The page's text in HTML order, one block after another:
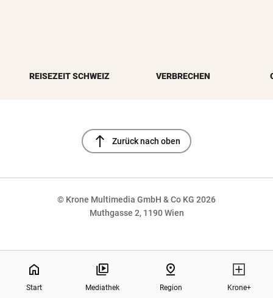
REISEZEIT SCHWEIZ VERBRECHEN
north Zurück nach oben
© Krone Multimedia GmbH & Co KG 2026
Muthgasse 2, 1190 Wien
home
Start Mediathek
pin_drop
Region Krone+
NaN%